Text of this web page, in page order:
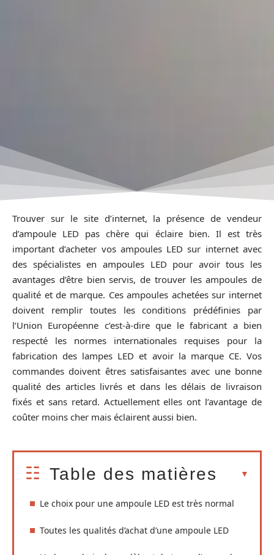
Trouver sur le site d’internet, la présence de vendeur
d’ampoule LED pas chère qui éclaire bien. Il est très
important d’acheter vos ampoules LED sur internet avec
des spécialistes en ampoules LED pour avoir tous les
avantages d’être bien servis, de trouver les ampoules de
qualité et de marque. Ces ampoules achetées sur internet
doivent remplir toutes les conditions prédéfinies par
l’Union Européenne c’est-à-dire que le fabricant a bien
respecté les normes internationales requises pour la
fabrication des lampes LED et avoir la marque CE. Vos
commandes doivent êtres satisfaisantes avec une bonne
qualité des articles livrés et dans les délais de livraison
fixés et sans retard. Actuellement elles ont l’avantage de
coûter moins cher mais éclairent aussi bien.
Table des matières
Le choix pour une ampoule LED est très normal
Toutes les qualités d’achat d’une ampoule LED